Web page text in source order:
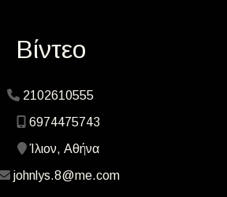
Βίντεο
2102610555
6974475743
Ίλιον, Αθήνα
johnlys.8@me.com